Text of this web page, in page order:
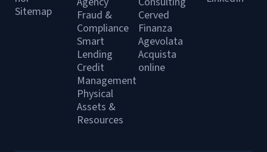
Sitemap
Fraud &
Compliance
Smart
Lending
Credit
Management
Physical
Assets &
Resources
Cerved
Finanza
Agevolata
Acquista
online